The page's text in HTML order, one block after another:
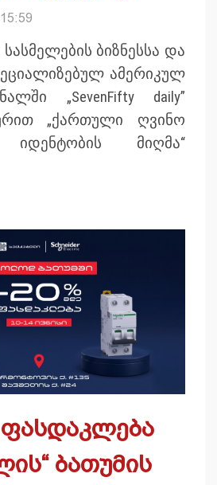
ბიზნესსა და
ამერიკულ
„SevenFifty daily”
„ქართული ღვინო
იდენტობის მიღმა“
ბათუმის